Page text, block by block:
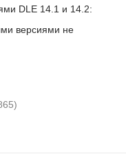
DLE 14.1 и 14.2:
версиями не